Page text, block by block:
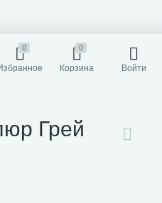
0 0
Корзина Войти
Грей